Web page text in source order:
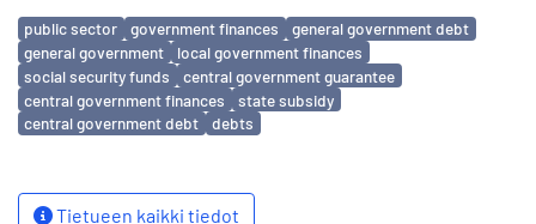
Avainsanat
public sector government finances
general government debt
general government
local government finances
social security funds
central government guarantee
central government finances
state subsidy
central government debt
debts
Tietueen kaikki tiedot